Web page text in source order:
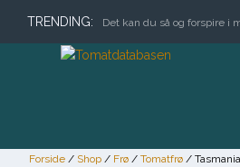
TRENDING: Det kan du så og forspire i
Forside / Shop / Frø / Tomatfrø /